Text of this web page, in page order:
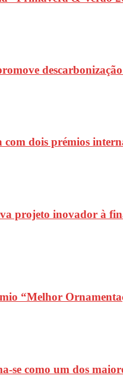
descarbonização
dois prémios
projeto inovador à
“Melhor
se como um dos